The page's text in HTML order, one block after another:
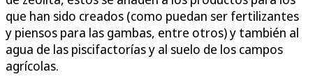
que han sido creados (como puedan ser fertilizantes
y piensos para las gambas, entre otros) y también al
agua de las piscifactorías y al suelo de los campos
agrícolas.